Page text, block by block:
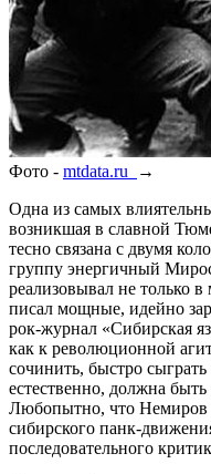
Фото - mtdata.ru
→
Одна из самых
возникшая в славной
тесно связана с двумя
группу энергичный
реализовывал не только
писал мощные, идейно
рок-журнал «Сибирская
как к революционной
сочинить, быстро
естественно, должна
Любопытно, что Немиров
сибирского панк-
последовательного